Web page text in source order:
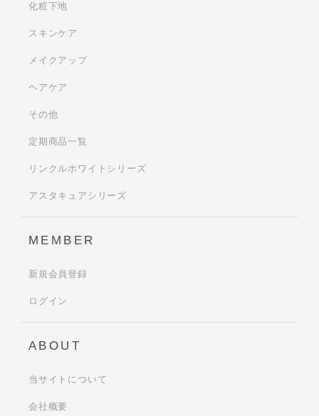
化粧下地
スキンケア
メイクアップ
ヘアケア
その他
定期商品一覧
リンクルホワイトシリーズ
アスタキュアシリーズ
MEMBER
新規会員登録
ログイン
ABOUT
当サイトについて
会社概要